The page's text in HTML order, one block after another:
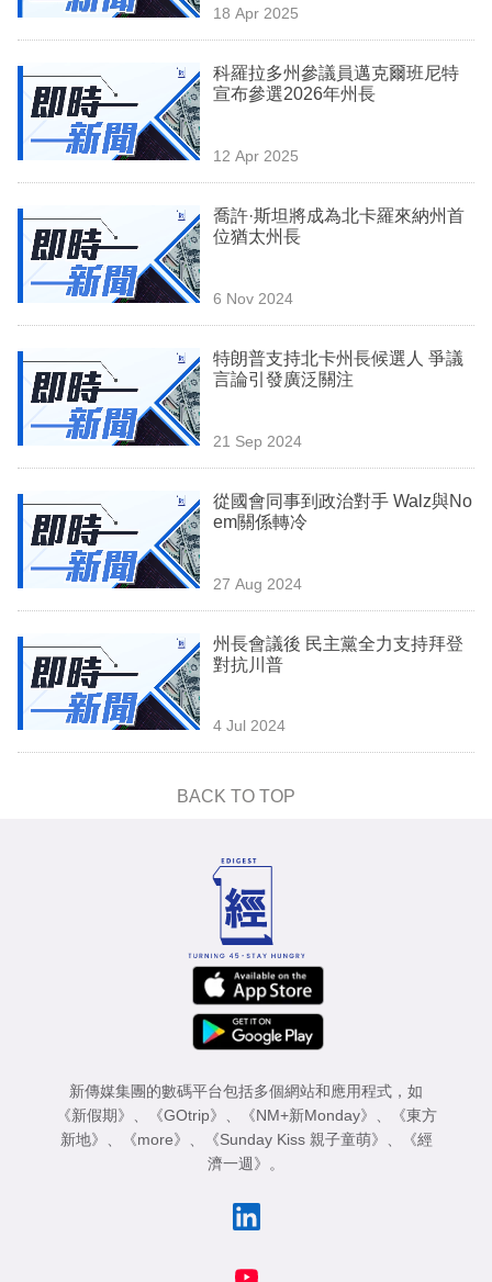
生
時
事
訂
閱
18 Apr 2025
科羅拉多州參議員邁克爾班尼特
宣布參選2026年州長
12 Apr 2025
喬許·斯坦將成為北卡羅來納州首
位猶太州長
6 Nov 2024
特朗普支持北卡州長候選人 爭議
言論引發廣泛關注
21 Sep 2024
從國會同事到政治對手 Walz與No
em關係轉冷
27 Aug 2024
州長會議後 民主黨全力支持拜登
對抗川普
4 Jul 2024
BACK TO TOP
新傳媒集團的數碼平台包括多個網站和應用程式，如
《新假期》 、 《GOtrip》 、 《NM+新Monday》 、
《東方
新地》 、 《more》 、 《Sunday Kiss 親子童萌》 、
《經
濟一週》 。